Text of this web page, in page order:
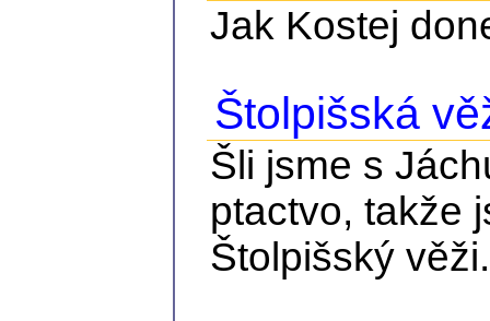
Jak Kostej
Štolpišská
Šli jsme s
ptactvo, takže
Štolpišský věži.